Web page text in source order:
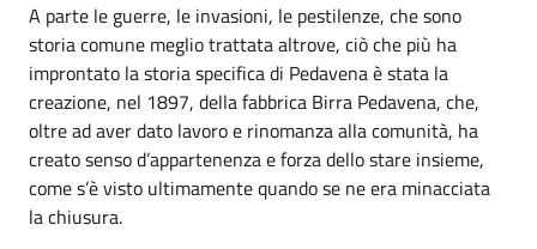
A parte le guerre, le invasioni, le pestilenze, che sono
storia comune meglio trattata altrove, ciò che più ha
improntato la storia specifica di Pedavena è stata la
creazione, nel 1897, della fabbrica Birra Pedavena, che,
oltre ad aver dato lavoro e rinomanza alla comunità, ha
creato senso d’appartenenza e forza dello stare insieme,
come s’è visto ultimamente quando se ne era minacciata
la chiusura.